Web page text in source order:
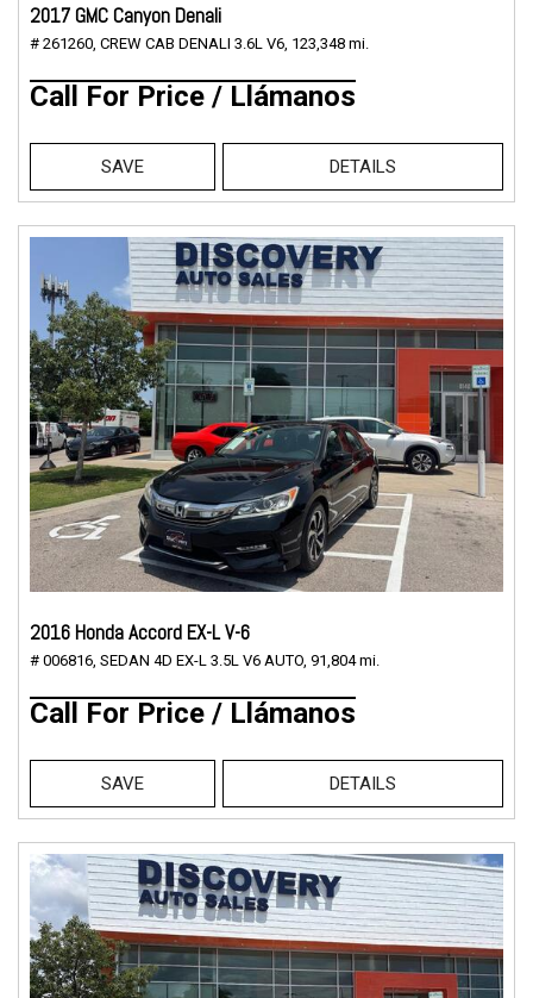
2017 GMC Canyon Denali
# 261260, CREW CAB DENALI 3.6L V6, 123,348 mi.
Call For Price / Llámanos
SAVE DETAILS
2016 Honda Accord EX-L V-6
# 006816, SEDAN 4D EX-L 3.5L V6 AUTO, 91,804 mi.
Call For Price / Llámanos
SAVE DETAILS